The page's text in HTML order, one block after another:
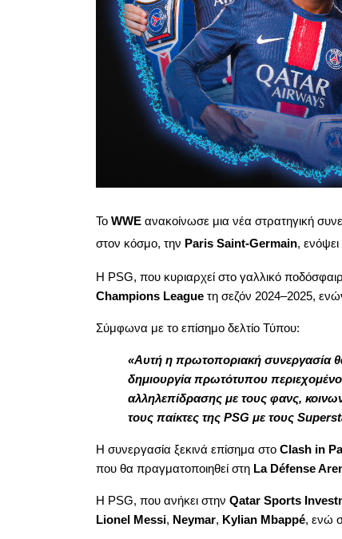
Το WWEανακοίνωσε μια νέα στρατηγική
στον κόσμο, την Paris Saint-Germain, ενόψει
Η PSG, που κυριαρχεί στο γαλλικό
Champions Leagueτη σεζόν 2024–2025,
Σύμφωνα με το επίσημο δελτίο Τύπου:
«Αυτή η πρωτοποριακή συνεργασία
δημιουργία πρωτότυπου
αλληλεπίδρασης με τους φανς,
τους παίκτες της PSG με τους
Η συνεργασία ξεκινά επίσημα στο Clash in
που θα πραγματοποιηθεί στη La Défense
Η PSG, που ανήκει στην Qatar Sports
Lionel Messi, Neymar, Kylian Mbappé, ενώ